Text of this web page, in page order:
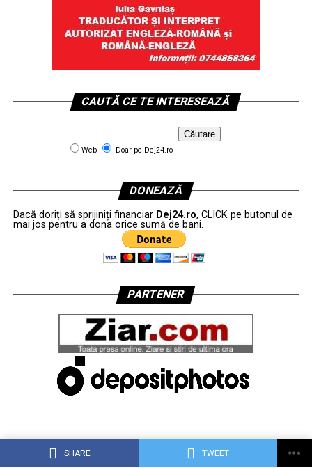
SHARE TWEET
CAUTĂ CE TE INTERESEAZĂ
Web Doar pe Dej24.ro
DONEAZĂ
Dacă doriți să sprijiniți financiar Dej24.ro, CLICK pe butonul de
mai jos pentru a dona orice sumă de bani.
PARTENER